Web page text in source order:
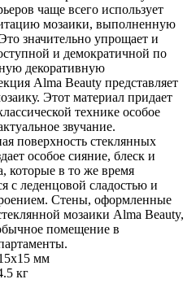
чаще всего использует
мозаики, выполненную
значительно упрощает и
и демократичной по
декоративную
Alma Beauty представляет
Этот материал придает
технике особое
звучание.
поверхность стеклянных
особое сияние, блеск и
которые в то же время
с леденцовой сладостью и
Стены, оформленные
мозаики Alma Beauty,
помещение в
мм
кг